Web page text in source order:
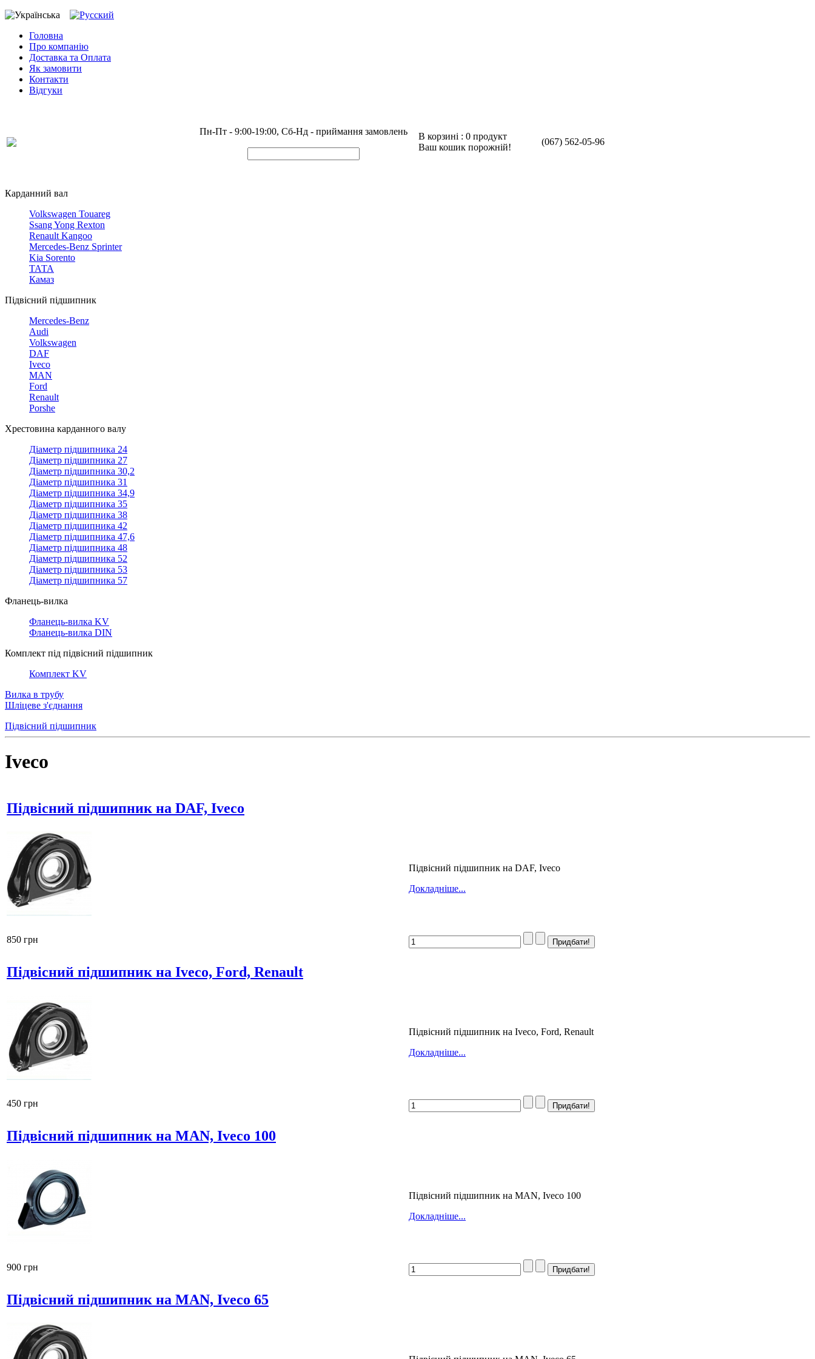
Головна
Про компанію
Доставка та Оплата
Як замовити
Контакти
Відгуки
Пн-Пт - 9:00-19:00, Сб-Нд - приймання замовлень В корзині : 0 продукт
Ваш кошик порожній!
(067) 562-05-96
Карданний вал
Volkswagen Touareg
Ssang Yong Rexton
Renault Kangoo
Mercedes-Benz Sprinter
Kia Sorento
ТАТА
Камаз
Підвісний підшипник
Mercedes-Benz
Audi
Volkswagen
DAF
Iveco
MAN
Ford
Renault
Porshe
Хрестовина карданного валу
Діаметр підшипника 24
Діаметр підшипника 27
Діаметр підшипника 30,2
Діаметр підшипника 31
Діаметр підшипника 34,9
Діаметр підшипника 35
Діаметр підшипника 38
Діаметр підшипника 42
Діаметр підшипника 47,6
Діаметр підшипника 48
Діаметр підшипника 52
Діаметр підшипника 53
Діаметр підшипника 57
Фланець-вилка
Фланець-вилка KV
Фланець-вилка DIN
Комплект під підвісний підшипник
Комплект KV
Вилка в трубу
Шліцеве з'єднання
Підвісний підшипник
Iveco
Підвісний підшипник на DAF, Iveco
Підвісний підшипник на DAF, Iveco
Докладніше...
850 грн
Підвісний підшипник на Iveco, Ford, Renault
Підвісний підшипник на Iveco, Ford, Renault
Докладніше...
450 грн
Підвісний підшипник на MAN, Iveco 100
Підвісний підшипник на MAN, Iveco 100
Докладніше...
900 грн
Підвісний підшипник на MAN, Iveco 65